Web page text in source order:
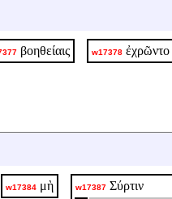
βοηθείαις w17378 ἐχρῶντο
w17384 μὴ w17387 Σύρτιν